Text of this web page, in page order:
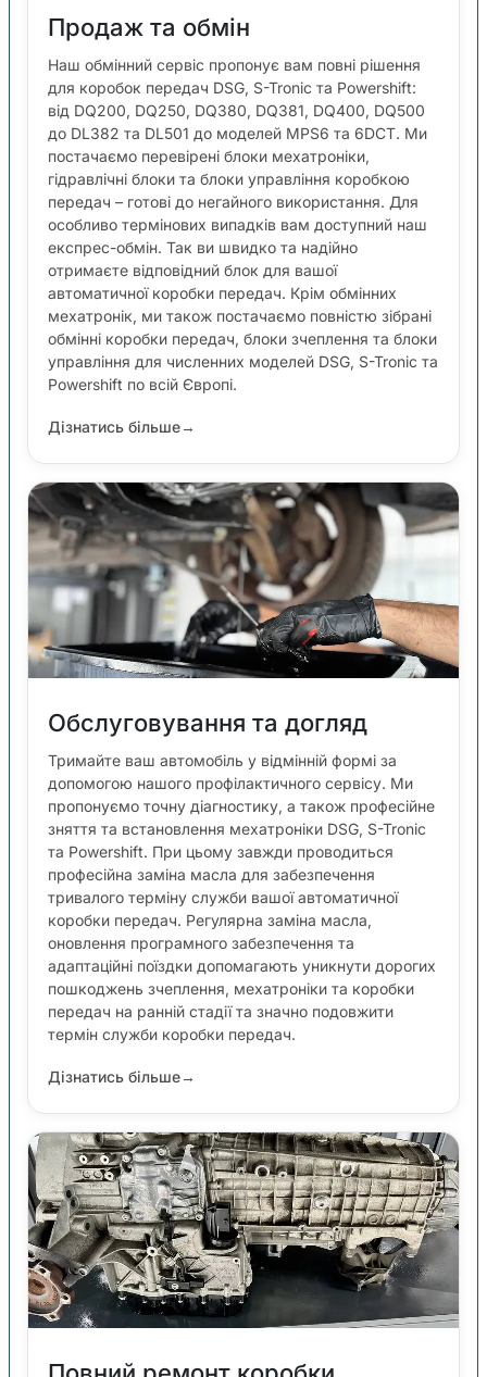
Продаж та обмін
Наш обмінний сервіс пропонує вам повні рішення
для коробок передач DSG, S-Tronic та Powershift:
від DQ200, DQ250, DQ380, DQ381, DQ400, DQ500
до DL382 та DL501 до моделей MPS6 та 6DCT. Ми
постачаємо перевірені блоки мехатроніки,
гідравлічні блоки та блоки управління коробкою
передач – готові до негайного використання. Для
особливо термінових випадків вам доступний наш
експрес-обмін. Так ви швидко та надійно
отримаєте відповідний блок для вашої
автоматичної коробки передач. Крім обмінних
мехатронік, ми також постачаємо повністю зібрані
обмінні коробки передач, блоки зчеплення та блоки
управління для численних моделей DSG, S-Tronic та
Powershift по всій Європі.
Дізнатись більше→
Обслуговування та догляд
Тримайте ваш автомобіль у відмінній формі за
допомогою нашого профілактичного сервісу. Ми
пропонуємо точну діагностику, а також професійне
зняття та встановлення мехатроніки DSG, S-Tronic
та Powershift. При цьому завжди проводиться
професійна заміна масла для забезпечення
тривалого терміну служби вашої автоматичної
коробки передач. Регулярна заміна масла,
оновлення програмного забезпечення та
адаптаційні поїздки допомагають уникнути дорогих
пошкоджень зчеплення, мехатроніки та коробки
передач на ранній стадії та значно подовжити
термін служби коробки передач.
Дізнатись більше→